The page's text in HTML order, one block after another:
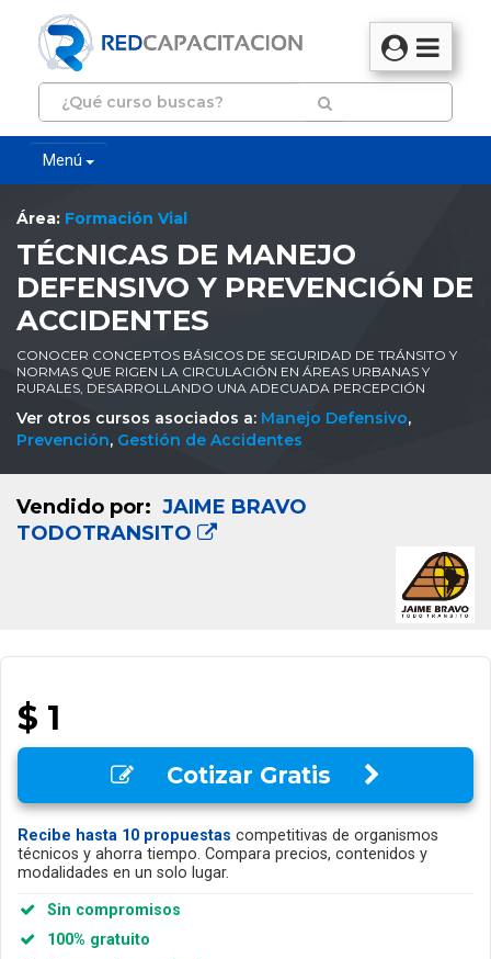
Menú
Área: Formación Vial
TÉCNICAS DE MANEJO
DEFENSIVO Y PREVENCIÓN DE
ACCIDENTES
CONOCER CONCEPTOS BÁSICOS DE SEGURIDAD DE TRÁNSITO Y
NORMAS QUE RIGEN LA CIRCULACIÓN EN ÁREAS URBANAS Y
RURALES, DESARROLLANDO UNA ADECUADA PERCEPCIÓN
Ver otros cursos asociados a: Manejo Defensivo,
Prevención, Gestión de Accidentes
Vendido por: JAIME BRAVO
TODOTRANSITO
$ 1
Cotizar Gratis
Recibe hasta 10 propuestas competitivas de organismos
técnicos y ahorra tiempo. Compara precios, contenidos y
modalidades en un solo lugar.
Sin compromisos
100% gratuito